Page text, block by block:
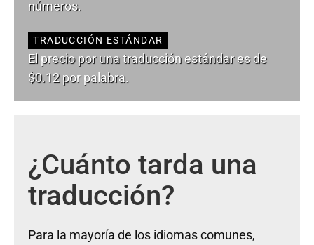
números.
TRADUCCIÓN ESTÁNDAR
El precio por una traducción estándar es de
$0.12 por palabra.
¿Cuánto tarda una
traducción?
Para la mayoría de los idiomas comunes,